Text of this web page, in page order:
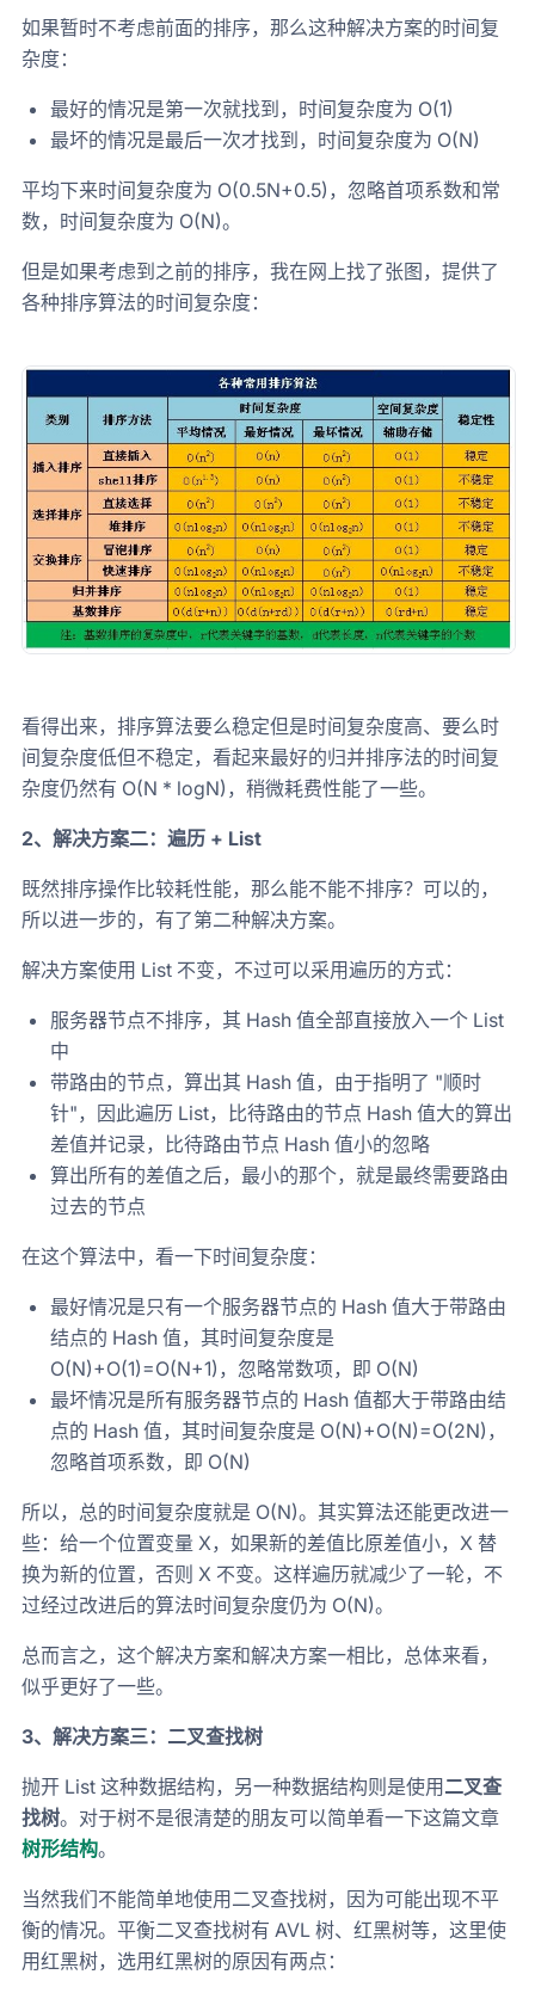
如果暂时不考虑前面的排序，那么这种解决方案的时间复
杂度：
最好的情况是第一次就找到，时间复杂度为 O(1)
最坏的情况是最后一次才找到，时间复杂度为 O(N)
平均下来时间复杂度为 O(0.5N+0.5)，忽略首项系数和常
数，时间复杂度为 O(N)。
但是如果考虑到之前的排序，我在网上找了张图，提供了
各种排序算法的时间复杂度：
看得出来，排序算法要么稳定但是时间复杂度高、要么时
间复杂度低但不稳定，看起来最好的归并排序法的时间复
杂度仍然有 O(N * logN)，稍微耗费性能了一些。
2、解决方案二：遍历 + List
既然排序操作比较耗性能，那么能不能不排序？可以的，
所以进一步的，有了第二种解决方案。
解决方案使用 List 不变，不过可以采用遍历的方式：
服务器节点不排序，其 Hash 值全部直接放入一个 List
中
带路由的节点，算出其 Hash 值，由于指明了 "顺时
针"，因此遍历 List，比待路由的节点 Hash 值大的算出
差值并记录，比待路由节点 Hash 值小的忽略
算出所有的差值之后，最小的那个，就是最终需要路由
过去的节点
在这个算法中，看一下时间复杂度：
最好情况是只有一个服务器节点的 Hash 值大于带路由
结点的 Hash 值，其时间复杂度是
O(N)+O(1)=O(N+1)，忽略常数项，即 O(N)
最坏情况是所有服务器节点的 Hash 值都大于带路由结
点的 Hash 值，其时间复杂度是 O(N)+O(N)=O(2N)，
忽略首项系数，即 O(N)
所以，总的时间复杂度就是 O(N)。其实算法还能更改进一
些：给一个位置变量 X，如果新的差值比原差值小，X 替
换为新的位置，否则 X 不变。这样遍历就减少了一轮，不
过经过改进后的算法时间复杂度仍为 O(N)。
总而言之，这个解决方案和解决方案一相比，总体来看，
似乎更好了一些。
3、解决方案三：二叉查找树
抛开 List 这种数据结构，另一种数据结构则是使用二叉查
找树。对于树不是很清楚的朋友可以简单看一下这篇文章
树形结构。
当然我们不能简单地使用二叉查找树，因为可能出现不平
衡的情况。平衡二叉查找树有 AVL 树、红黑树等，这里使
用红黑树，选用红黑树的原因有两点：